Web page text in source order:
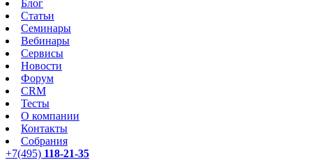
Блог
Статьи
Семинары
Вебинары
Сервисы
Новости
Форум
CRM
Тесты
О компании
Контакты
Собрания
+7(495) 118-21-35